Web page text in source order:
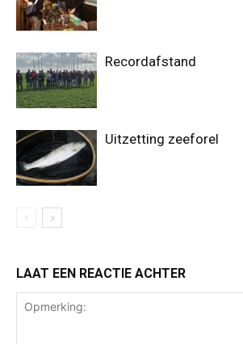
Recordafstand
Uitzetting zeeforel
LAAT EEN REACTIE ACHTER